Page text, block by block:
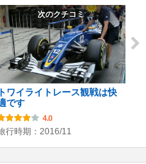
次のクチコミ
トワイライトレース観戦は快
です
4.0
行時期：2016/11